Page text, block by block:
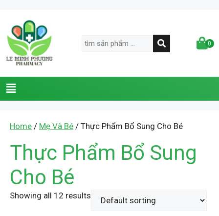
0
Home / Mẹ Và Bé / Thực Phẩm Bổ Sung Cho Bé
Thực Phẩm Bổ Sung
Cho Bé
Showing all 12 results